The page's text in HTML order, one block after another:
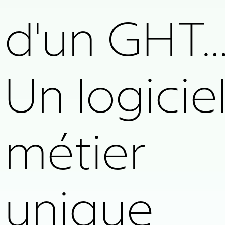
d'un
Un
métier
unique
: La
solution
: la
solution
du
patient.